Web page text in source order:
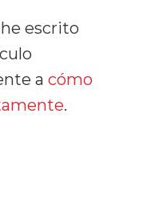
escrito
a cómo
.
Recursos
Gratuitos
Opiniones